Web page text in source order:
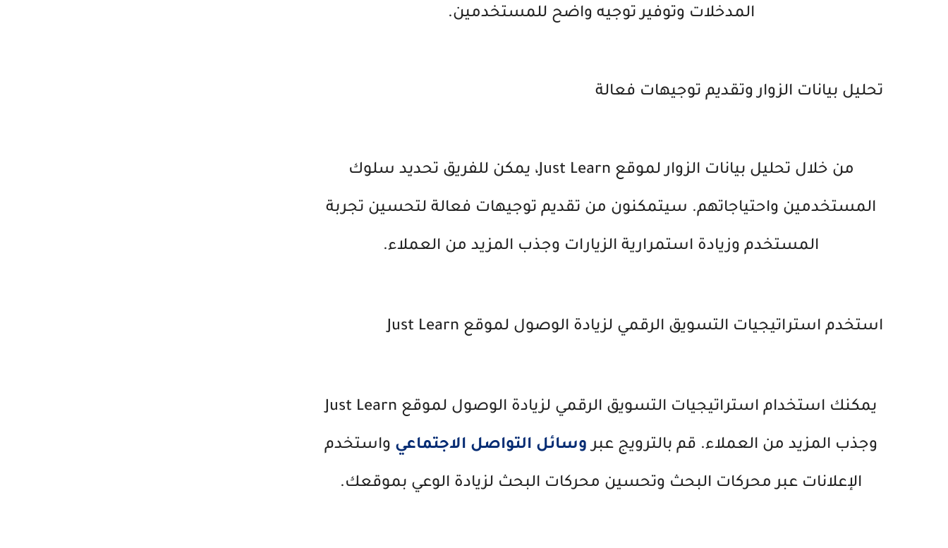
المدخلات وتوفير توجيه واضح للمستخدمين.
تحليل بيانات الزوار وتقديم توجيهات فعالة
من خلال تحليل بيانات الزوار لموقع Just Learn، يمكن للفريق تحديد سلوك
المستخدمين واحتياجاتهم. سيتمكنون من تقديم توجيهات فعالة لتحسين تجربة
المستخدم وزيادة استمرارية الزيارات وجذب المزيد من العملاء.
استخدم استراتيجيات التسويق الرقمي لزيادة الوصول لموقع Just Learn
يمكنك استخدام استراتيجيات التسويق الرقمي لزيادة الوصول لموقع Just Learn
وجذب المزيد من العملاء. قم بالترويج عبر وسائل التواصل الاجتماعي واستخدم
الإعلانات عبر محركات البحث وتحسين محركات البحث لزيادة الوعي بموقعك.